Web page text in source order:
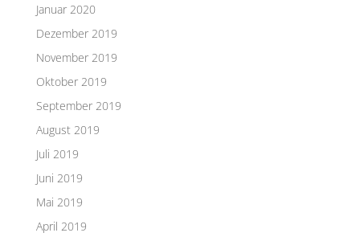
Januar 2020
Dezember 2019
November 2019
Oktober 2019
September 2019
August 2019
Juli 2019
Juni 2019
Mai 2019
April 2019